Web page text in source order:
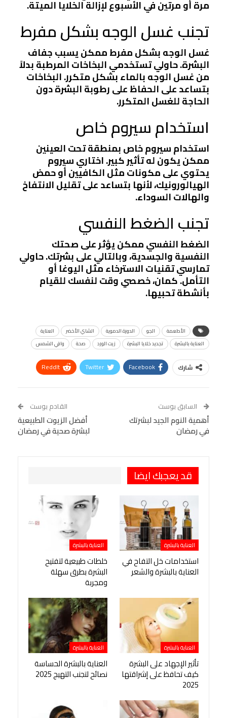
مرة أو مرتين في الأسبوع لإزالة الخلايا الميتة.
تجنب غسل الوجه بشكل مفرط
غسل الوجه بشكل مفرط ممكن يسبب جفاف
البشرة. حاولي تستخدمي البخاخات المرطبة بدلاً
من غسل الوجه بالماء بشكل متكرر. البخاخات
بتساعد على الحفاظ على رطوبة البشرة دون
الحاجة للغسل المتكرر.
استخدام سيروم خاص
استخدام سيروم خاص بمنطقة تحت العينين
ممكن يكون له تأثير كبير. اختاري سيروم
يحتوي على مكونات مثل الكافيين أو حمض
الهيالورونيك، لأنها بتساعد على تقليل الانتفاخ
والهالات السوداء.
تجنب الضغط النفسي
الضغط النفسي ممكن يؤثر على صحتك
النفسية والجسدية، وبالتالي على بشرتك. حاولي
تمارسي تقنيات الاسترخاء مثل اليوغا أو
التأمل. كمان، خصصي وقت لنفسك للقيام
بأنشطة تحبيها.
الأطعمة الجو الدورة الدموية الشاي الأخضر
العناية
العناية بالبشرة
تجديد خلايا البشرة زيت الورد صحة واقي الشمس
شارك Facebook
Twitter
ReddIt
Tumblr
البريد الإلكتروني
StumbleUpon
VK
Digg
BlackBerry
Viber
السابق بوست
أهمية النوم الجيد لبشرتك
في رمضان
القادم بوست
أفضل الزيوت الطبيعية
لبشرة صحية في رمضان
قد يعجبك ايضا
العناية بالبشرة
استخدامات خل التفاح في
العناية بالبشرة والشعر
العناية بالبشرة
خلطات طبيعية لتفتيح
البشرة بطرق سهلة
ومجربة
العناية بالبشرة
تأثير الإجهاد على البشرة
كيف تحافظ على إشراقتها
2025
العناية بالبشرة
العناية بالبشرة الحساسة
نصائح لتجنب التهيج 2025